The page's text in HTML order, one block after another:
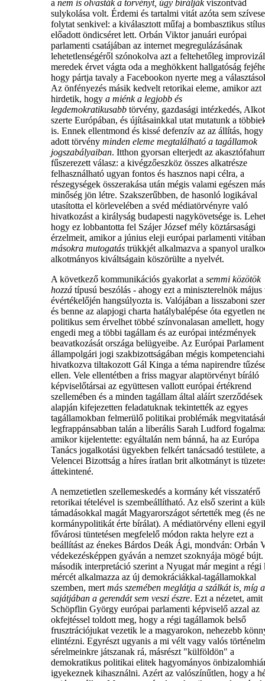
a nem is olvasták a törvényt, úgy bíráljákviszontvád
sulykolása volt. Érdemi és tartalmi vitát azóta sem
folytat senkivel: a kiválasztott műfaj a bombasztikus
előadott öndicséret lett. Orbán Viktor januári európai
parlamenti csatájában az internet megregulázásának
lehetetlenségéről szónokolva azt a feltehetőleg
meredek érvet vágta oda a meghökkent hallgatóság
hogy pártja tavaly a Facebookon nyerte meg a
Az önfényezés másik kedvelt retorikai eleme, amikor azt
hirdetik, hogy a miénk a legjobb és
legdemokratikusabb törvény, gazdasági intézkedés,
szerte Európában, és újításainkkal utat mutatunk a
is. Ennek ellentmond és kissé defenzív az az állítás, hogy
adott törvény minden eleme megtalálható a tagállamok
jogszabályaiban. Itthon gyorsan elterjedt az
fűszerezett válasz: a kivégzőeszköz összes alkatrésze
felhasználható ugyan fontos és hasznos napi célra, a
részegységek összerakása után mégis valami egészen más
minőség jön létre. Szakszerűbben, de hasonló logikával
utasította el körlevelében a svéd médiatörvényre való
hivatkozást a királyság budapesti nagykövetsége is.
hogy ez lobbantotta fel Szájer József mély köztársasági
érzelmeit, amikor a június eleji európai parlamenti
másokra mutogatás trükkjét alkalmazva a spanyol
alkotmányos kiváltságain köszörülte a nyelvét.
A következő kommunikációs gyakorlat a semmi közötök
hozzá típusú beszólás - ahogy ezt a miniszterelnök május
évértékelőjén hangsúlyozta is. Valójában a lisszaboni
és benne az alapjogi charta hatálybalépése óta egyetlen
politikus sem érvelhet többé színvonalasan amellett,
engedi meg a többi tagállam és az európai intézmények
beavatkozását országa belügyeibe. Az Európai Parlament
állampolgári jogi szakbizottságában mégis
hivatkozva tiltakozott Gál Kinga a téma napirendre
ellen. Vele ellentétben a friss magyar alaptörvényt bíráló
képviselőtársai az együttesen vallott európai értékrend
szellemében és a minden tagállam által aláírt szerződések
alapján kifejezetten feladatuknak tekintették az egyes
tagállamokban felmerülő politikai problémák
legfrappánsabban talán a liberális Sarah Ludford
amikor kijelentette: egyáltalán nem bánná, ha az Európa
Tanács jogalkotási ügyekben felkért tanácsadó testülete, a
Velencei Bizottság a híres íratlan brit alkotmányt is
áttekintené.
A nemzetietlen szellemeskedés a kormány két visszatérő
retorikai tételével is szembeállítható. Az első szerint a
támadásokkal magát Magyarországot sértették meg (és
kormánypolitikát érte bírálat). A médiatörvény elleni
fővárosi tüntetésen megfelelő módon rakta helyre ezt a
beállítást az énekes Bárdos Deák Ági, mondván: Orbán
védekezésképpen gyáván a nemzet szoknyája mögé
második interpretáció szerint a Nyugat már megint a régi
mércét alkalmazza az új demokráciákkal-tagállamokkal
szemben, mert más szemében meglátja a szálkát is, míg a
sajátjában a gerendát sem veszi észre. Ezt a nézetet, amit
Schöpflin György európai parlamenti képviselő azzal az
okfejtéssel toldott meg, hogy a régi tagállamok belső
frusztrációjukat vezetik le a magyarokon, nehezebb
elintézni. Egyrészt ugyanis a mi vélt vagy valós
sérelmeinkre játszanak rá, másrészt "külföldön" a
demokratikus politikai elitek hagyományos
igyekeznek kihasználni. Azért az valószínűtlen, hogy a